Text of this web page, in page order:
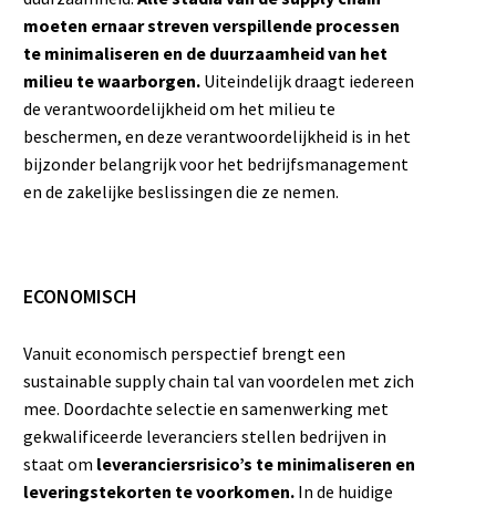
moeten ernaar streven verspillende processen
te minimaliseren en de duurzaamheid van het
milieu te waarborgen. Uiteindelijk draagt iedereen
de verantwoordelijkheid om het milieu te
beschermen, en deze verantwoordelijkheid is in het
bijzonder belangrijk voor het bedrijfsmanagement
en de zakelijke beslissingen die ze nemen.
ECONOMISCH
Vanuit economisch perspectief brengt een
sustainable supply chain tal van voordelen met zich
mee. Doordachte selectie en samenwerking met
gekwalificeerde leveranciers stellen bedrijven in
staat om leveranciersrisico’s te minimaliseren en
leveringstekorten te voorkomen. In de huidige